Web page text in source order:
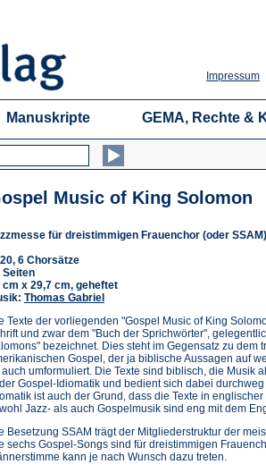
Impressum
Manuskripte GEMA, Rechte &
Music of King Solomon
für dreistimmigen Frauenchor (oder
6 Chorsätze
Seiten
cm x 29,7 cm, geheftet
Thomas Gabriel
Texte der vorliegenden "Gospel Music of King
und zwar dem "Buch der Sprichwörter",
bezeichnet. Dies steht im Gegensatz zu dem
Gospel, der ja biblische Aussagen auf
auch umformuliert. Die Texte sind biblisch, die Musik
Gospel-Idiomatik und bedient sich dabei
ist auch der Grund, dass die Texte in
Jazz- als auch Gospelmusik sind eng mit dem
Besetzung SSAM trägt der Mitgliederstruktur der
sechs Gospel-Songs sind für dreistimmigen
kann je nach Wunsch dazu treten.